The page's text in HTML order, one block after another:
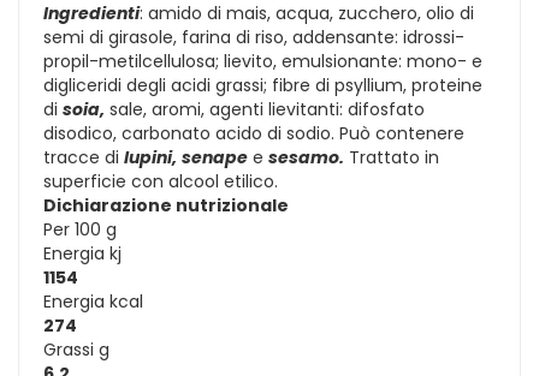
Ingredienti: amido di mais, acqua, zucchero, olio di
semi di girasole, farina di riso, addensante: idrossi-
propil-metilcellulosa; lievito, emulsionante: mono- e
digliceridi degli acidi grassi; fibre di psyllium, proteine
di soia, sale, aromi, agenti lievitanti: difosfato
disodico, carbonato acido di sodio. Può contenere
tracce di lupini, senape e sesamo. Trattato in
superficie con alcool etilico.
Dichiarazione nutrizionale
Per 100 g
Energia kj
1154
Energia kcal
274
Grassi g